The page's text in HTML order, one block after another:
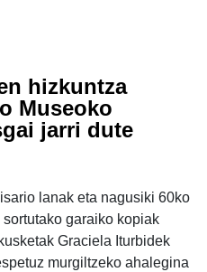
hizkuntza
Museoko
jarri dute
lanak eta nagusiki 60ko
garaiko kopiak
Graciela Iturbidek
murgiltzeko ahalegina